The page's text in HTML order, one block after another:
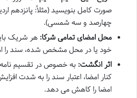
صورت کامل بنویسید (مثلاً: پانزدهم
چهارصد و سه شمسی).
محل امضای تمامی شرکا: هر شریک
خود یا در محل مشخص شده، سند را
اثر انگشت: به خصوص در تقسیم نامه
کنار امضا، اعتبار سند را به شدت
امضا را کاهش می دهد.